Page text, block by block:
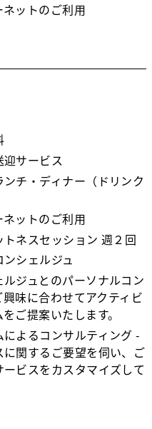
ットのご利用
迎サービス
チ・ディナー（ドリンク
ットのご利用
ネスセッション 週２回
シェルジュ
ジュとのパーソナルコン
味に合わせてアクティビ
ご提案いたします。
よるコンサルティング -
関するご要望を伺い、ご
ビスをカスタマイズして